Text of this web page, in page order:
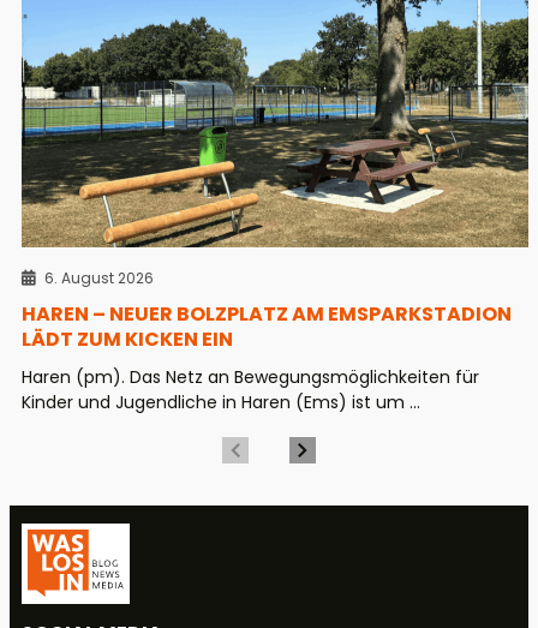
6. August 2026
HAREN – NEUER BOLZPLATZ AM EMSPARKSTADION
LÄDT ZUM KICKEN EIN
Haren (pm). Das Netz an Bewegungsmöglichkeiten für
Kinder und Jugendliche in Haren (Ems) ist um ...